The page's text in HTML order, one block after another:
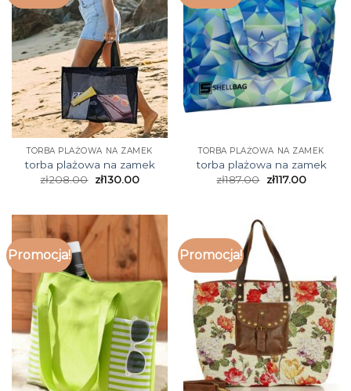
TORBA PLAŻOWA NA ZAMEK
torba plażowa na zamek
zł208.00 zł130.00
TORBA PLAŻOWA NA ZAMEK
torba plażowa na zamek
zł187.00 zł117.00
Promocja! Promocja!